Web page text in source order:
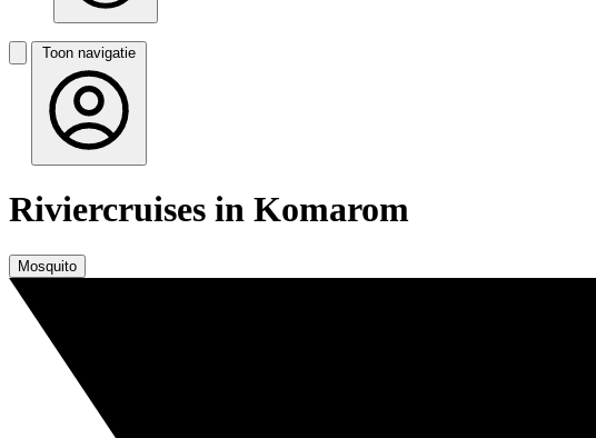
Toon navigatie
Riviercruises in Komarom
Mosquito